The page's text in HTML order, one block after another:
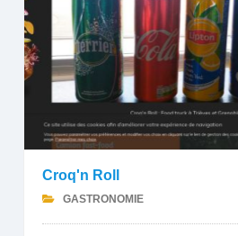
Croq'n Roll
GASTRONOMIE